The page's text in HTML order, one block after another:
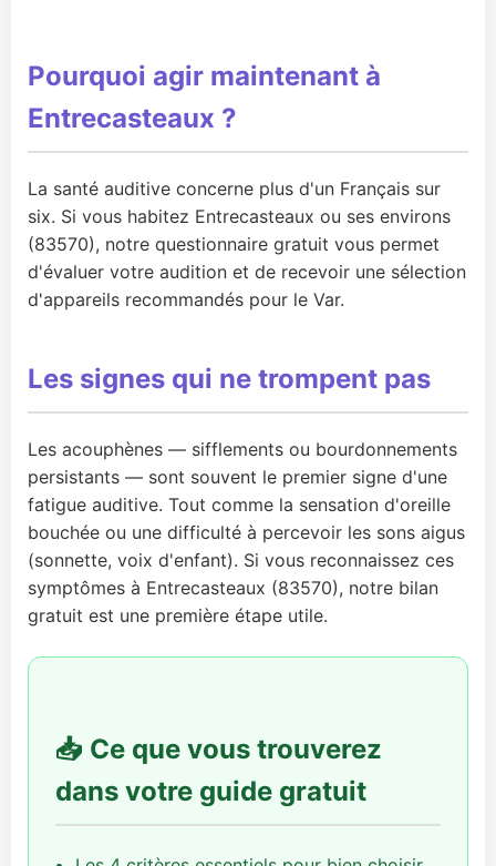
Pourquoi agir maintenant à
Entrecasteaux ?
La santé auditive concerne plus d'un Français sur
six. Si vous habitez Entrecasteaux ou ses environs
(83570), notre questionnaire gratuit vous permet
d'évaluer votre audition et de recevoir une sélection
d'appareils recommandés pour le Var.
Les signes qui ne trompent pas
Les acouphènes — sifflements ou bourdonnements
persistants — sont souvent le premier signe d'une
fatigue auditive. Tout comme la sensation d'oreille
bouchée ou une difficulté à percevoir les sons aigus
(sonnette, voix d'enfant). Si vous reconnaissez ces
symptômes à Entrecasteaux (83570), notre bilan
gratuit est une première étape utile.
📥 Ce que vous trouverez
dans votre guide gratuit